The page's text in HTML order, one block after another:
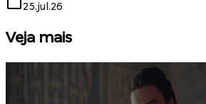
25.jul.26
Veja mais